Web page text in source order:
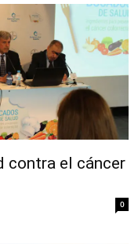
contra el cáncer
0